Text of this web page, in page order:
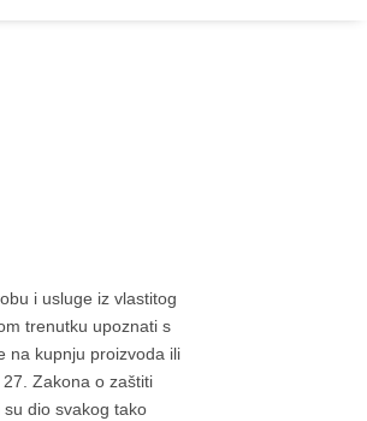
i usluge iz vlastitog
trenutku upoznati s
na kupnju proizvoda ili
Zakona o zaštiti
dio svakog tako